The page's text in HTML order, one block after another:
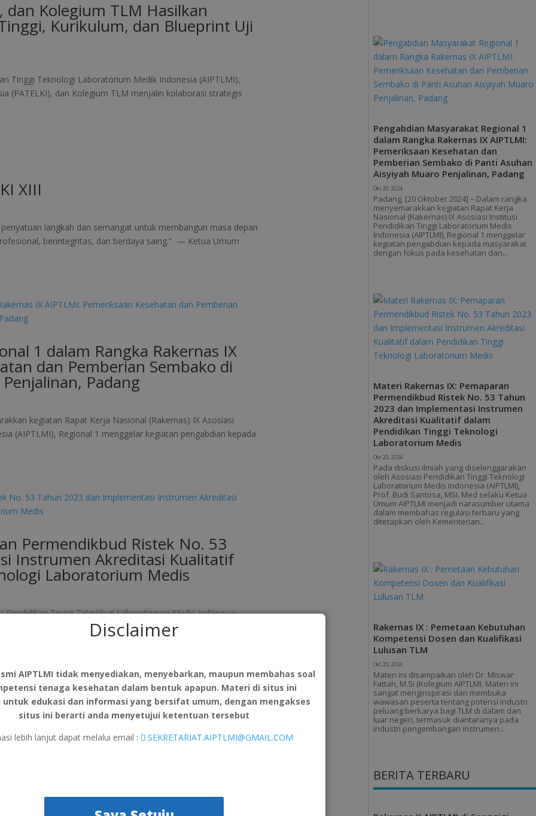
dan Kolegium TLM Hasilkan
Kurikulum, dan Blueprint Uji
Tinggi Teknologi Laboratorium Medik Indonesia (AIPTLMI),
(PATELKI), dan Kolegium TLM menjalin kolaborasi strategis
XIII
langkah dan semangat untuk membangun masa depan
berintegritas, dan berdaya saing.” — Ketua Umum
1 dalam Rangka Rakernas IX
dan Pemberian Sembako di
Padang
kegiatan Rapat Kerja Nasional (Rakernas) IX Asosiasi
(AIPTLMI), Regional 1 menggelar kegiatan pengabdian kepada
Permendikbud Ristek No. 53
Instrumen Akreditasi Kualitatif
Laboratorium Medis
Pendidikan Tinggi Teknologi Laboratorium Medis Indonesia
AIPTLMI menjadi narasumber utama dalam membahas
Kompetensi Dosen dan
AIPTLMI. Materi ini sangat menginspirasi dan membuka
bagi TLM di dalam dan luar negeri, termasuk diantaranya
Pengabdian Masyarakat Regional 1
dalam Rangka Rakernas IX AIPTLMI:
Pemeriksaan Kesehatan dan
Pemberian Sembako di Panti Asuhan
Aisyiyah Muaro Penjalinan, Padang
Okt 20, 2024
Padang, [20 Oktober 2024] – Dalam rangka
menyemarakkan kegiatan Rapat Kerja
Nasional (Rakernas) IX Asosiasi Institusi
Pendidikan Tinggi Laboratorium Medis
Indonesia (AIPTLMI), Regional 1 menggelar
kegiatan pengabdian kepada masyarakat
dengan fokus pada kesehatan dan...
Materi Rakernas IX: Pemaparan
Permendikbud Ristek No. 53 Tahun
2023 dan Implementasi Instrumen
Akreditasi Kualitatif dalam
Pendidikan Tinggi Teknologi
Laboratorium Medis
Okt 20, 2024
Pada diskusi ilmiah yang diselenggarakan
oleh Asosiasi Pendidikan Tinggi Teknologi
Laboratorium Medis Indonesia (AIPTLMI),
Prof. Budi Santosa, MSi. Med selaku Ketua
Umum AIPTLMI menjadi narasumber utama
dalam membahas regulasi terbaru yang
ditetapkan oleh Kementerian...
Rakernas IX : Pemetaan Kebutuhan
Kompetensi Dosen dan Kualifikasi
Lulusan TLM
Okt 20, 2024
Materi ini disampaikan oleh Dr. Miswar
Fattah, M.Si (Kolegium AIPTLMI. Materi ini
sangat menginspirasi dan membuka
wawasan peserta tentang potensi industri
peluang berkarya bagi TLM di dalam dan
luar negeri, termasuk diantaranya pada
industri pengembangan instrumen...
BERITA TERBARU
Disclaimer
AIPTLMI tidak menyediakan, menyebarkan, maupun membahas soal
tenaga kesehatan dalam bentuk apapun. Materi di situs ini
untuk edukasi dan informasi yang bersifat umum, dengan mengakses
situs ini berarti anda menyetujui ketentuan tersebut
lebih lanjut dapat melalui email :
SEKRETARIAT.AIPTLMI@GMAIL.COM